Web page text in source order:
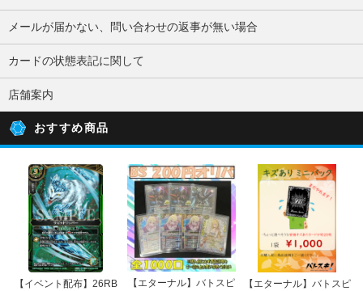
メールが届かない、問い合わせの返事が無い場合
カードの状態表記に関して
店舗案内
おすすめ商品
【イベント配布】26RB
【エターナル】バトスピ
【エターナル】バトスピ